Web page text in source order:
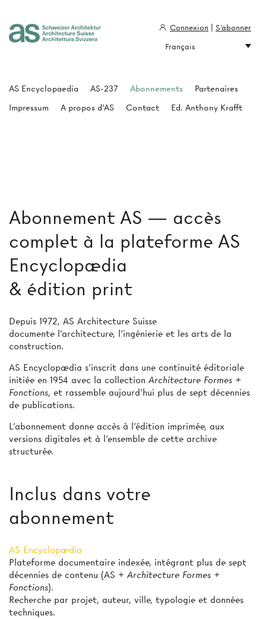
Abonnement AS — accès
complet à la plateforme AS
Encyclopædia
& édition print
Depuis 1972, AS Architecture Suisse
documente l’architecture, l’ingénierie et les arts de la
construction.
AS Encyclopædia s’inscrit dans une continuité éditoriale
initiée en 1954 avec la collection Architecture Formes +
Fonctions, et rassemble aujourd’hui plus de sept décennies
de publications.
L’abonnement donne accès à l'édition imprimée, aux
versions digitales et à l’ensemble de cette archive
structurée.
Inclus dans votre
abonnement
AS Encyclopædia
Plateforme documentaire indexée, intégrant plus de sept
décennies de contenu (AS + Architecture Formes +
Fonctions).
Recherche par projet, auteur, ville, typologie et données
techniques.
AS Encyclopaedia AS-237 Abonnements
Partenaires
Impressum
A propos d'AS Contact Ed. Anthony Krafft
Connexion
S'abonner
Français